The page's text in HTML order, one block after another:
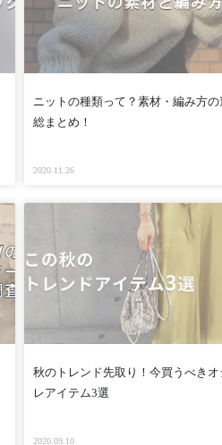
ニットの種類って？素材・編み方の
総まとめ！
2020.11.26
秋のトレンド先取り！今買うべきオ
レアイテム3選
2020.09.10